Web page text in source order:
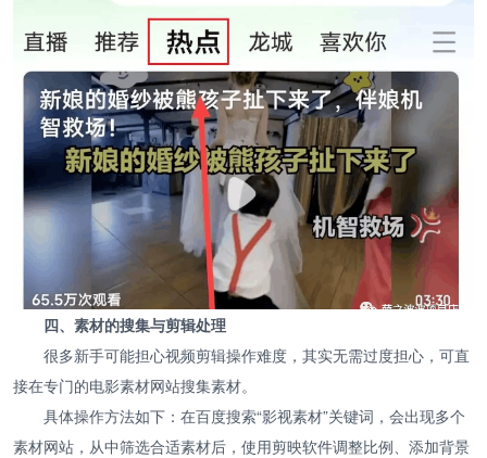
四、素材的搜集与剪辑处理
很多新手可能担心视频剪辑操作难度，其实无需过度担心，可直
接在专门的电影素材网站搜集素材。
具体操作方法如下：在百度搜索“影视素材”关键词，会出现多个
素材网站，从中筛选合适素材后，使用剪映软件调整比例、添加背景